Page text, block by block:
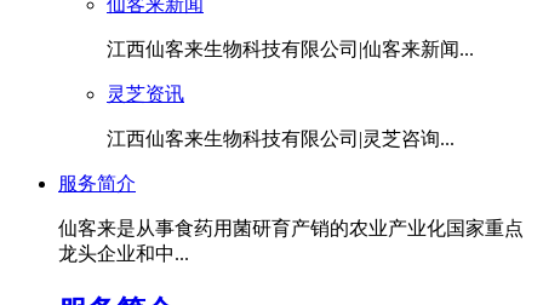
仙客来新闻
江西仙客来生物科技有限公司|仙客来新闻...
灵芝资讯
江西仙客来生物科技有限公司|灵芝咨询...
服务简介
仙客来是从事食药用菌研育产销的农业产业化国家重点
龙头企业和中...